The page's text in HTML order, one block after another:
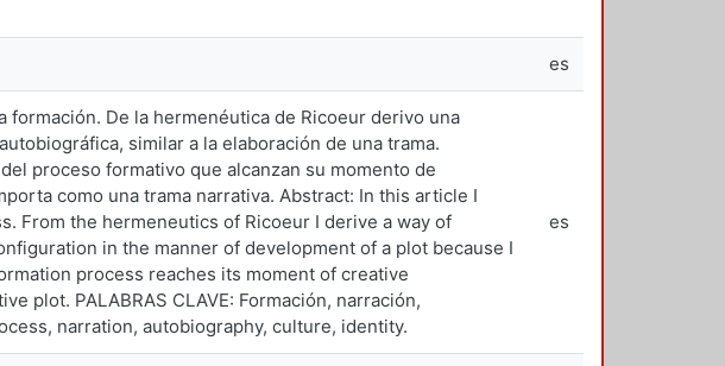
es
De la hermenéutica de Ricoeur derivo una
similar a la elaboración de una trama.
proceso formativo que alcanzan su momento de
como una trama narrativa. Abstract: In this article I
From the hermeneutics of Ricoeur I derive a way of
in the manner of development of a plot because I
process reaches its moment of creative
plot. PALABRAS CLAVE: Formación, narración,
narration, autobiography, culture, identity.
es